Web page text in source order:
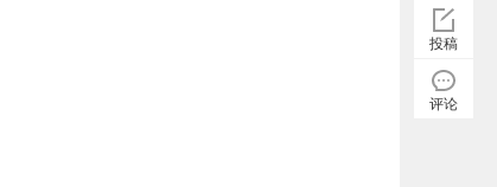
投稿
评论